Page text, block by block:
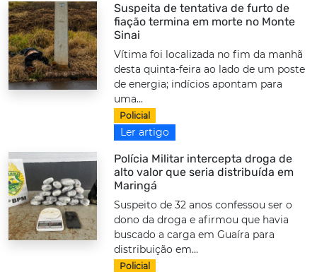
Suspeita de tentativa de furto de
fiação termina em morte no Monte
Sinai
Vítima foi localizada no fim da manhã
desta quinta-feira ao lado de um poste
de energia; indícios apontam para
uma...
Policial
Ler artigo
Polícia Militar intercepta droga de
alto valor que seria distribuída em
Maringá
Suspeito de 32 anos confessou ser o
dono da droga e afirmou que havia
buscado a carga em Guaíra para
distribuição em...
Policial